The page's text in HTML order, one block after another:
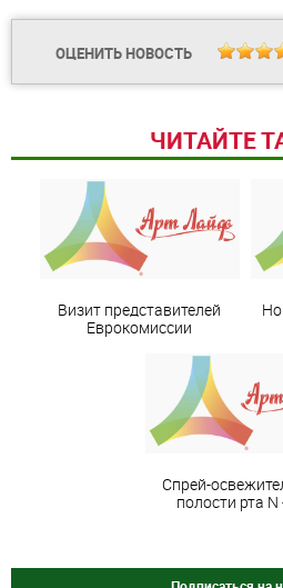
ОЦЕНИТЬ НОВОСТЬ
ЧИТАЙТЕ
Визит представителей
Еврокомиссии
Спрей-
полости рта N